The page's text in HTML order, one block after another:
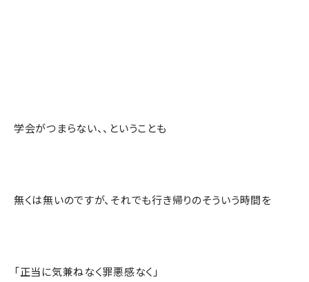
学会がつまらない、、ということも
無くは無いのですが、それでも行き帰りのそういう時間を
「正当に気兼ねなく罪悪感なく」